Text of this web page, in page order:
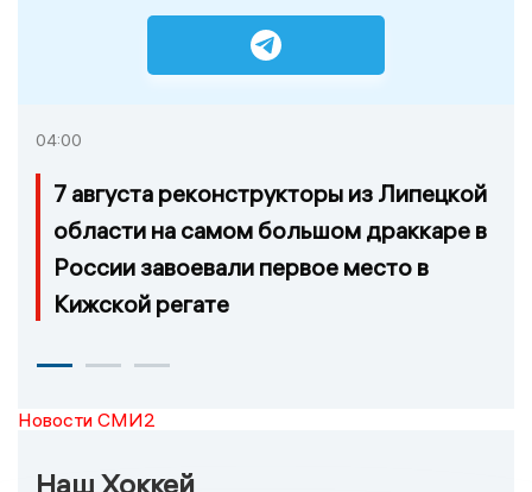
04:00
7 августа реконструкторы из Липецкой
области на самом большом драккаре в
России завоевали первое место в
Кижской регате
Новости СМИ2
Наш Хоккей